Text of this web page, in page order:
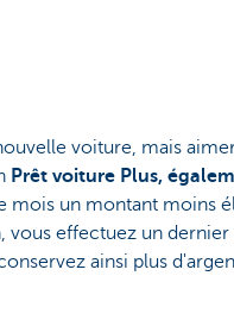
voiture, mais
Prêt voiture Plus,
mois un montant moins
vous effectuez un
ainsi plus